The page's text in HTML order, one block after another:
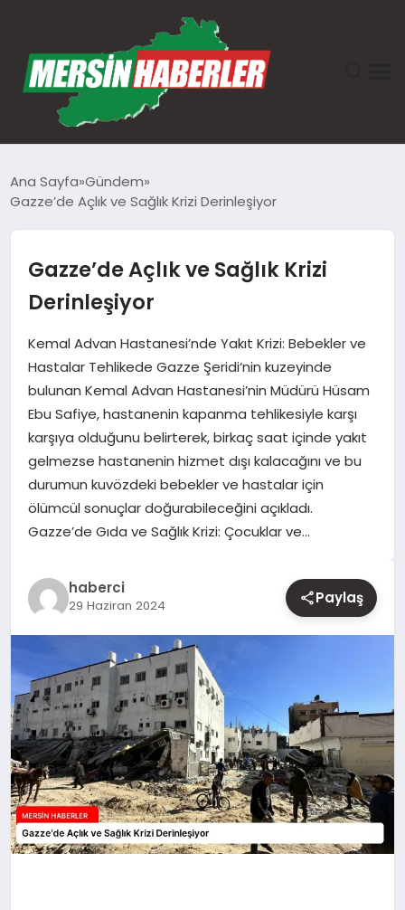
EKONOMI
SAĞLIK
YAŞAM
Ana Sayfa Gündem
Gazze’de Açlık ve Sağlık Krizi Derinleşiyor
Gazze’de Açlık ve Sağlık Krizi
Derinleşiyor
Kemal Advan Hastanesi’nde Yakıt Krizi: Bebekler ve
Hastalar Tehlikede Gazze Şeridi‘nin kuzeyinde
bulunan Kemal Advan Hastanesi’nin Müdürü Hüsam
Ebu Safiye, hastanenin kapanma tehlikesiyle karşı
karşıya olduğunu belirterek, birkaç saat içinde yakıt
gelmezse hastanenin hizmet dışı kalacağını ve bu
durumun kuvözdeki bebekler ve hastalar için
ölümcül sonuçlar doğurabileceğini açıkladı.
Gazze’de Gıda ve Sağlık Krizi: Çocuklar ve…
haberci
29 Haziran 2024 Paylaş